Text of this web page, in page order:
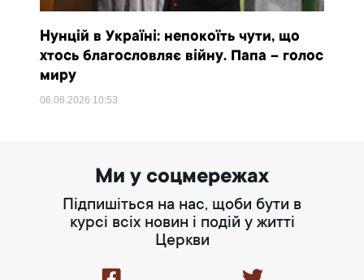
Нунцій в Україні: непокоїть чути, що
хтось благословляє війну. Папа – голос
миру
06.08.2026 10:53
Ми у соцмережах
Підпишіться на нас, щоби бути в
курсі всіх новин і подій у житті
Церкви